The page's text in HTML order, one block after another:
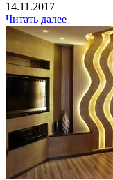
14.11.2017
Читать далее